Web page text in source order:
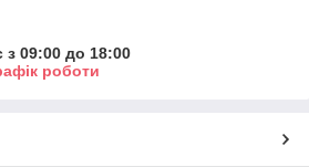
з 09:00 до 18:00
роботи